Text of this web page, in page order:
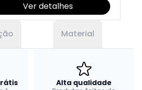
Ver detalhes
Material
Alta qualidade